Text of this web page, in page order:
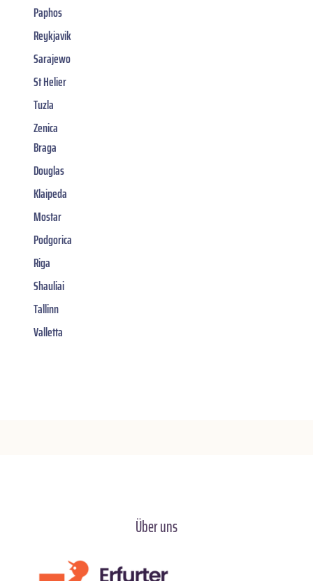
Paphos
Reykjavik
Sarajewo
St Helier
Tuzla
Zenica
Braga
Douglas
Klaipeda
Mostar
Podgorica
Riga
Shauliai
Tallinn
Valletta
Über uns